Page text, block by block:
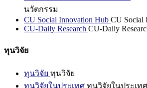
นวัตกรรม
CU Social Innovation Hub CU Social
CU-Daily Research CU-Daily
ทุนวิจัย
ทุนวิจัย ทุนวิจัย
ทุนวิจัยในประเทศ ทุนวิจัยในประเทศ